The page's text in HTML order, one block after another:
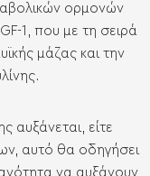
ορμονών
1, που με τη σειρά
μάζας και την
αυξάνεται, είτε
αυτό θα οδηγήσει
να αυξάνουν